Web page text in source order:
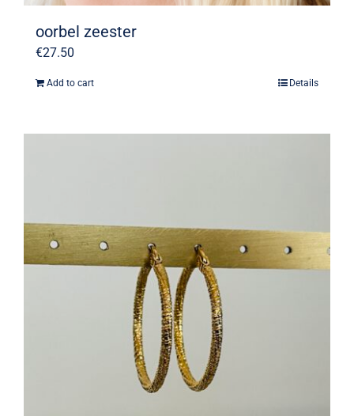
oorbel zeester
€27.50
Add to cart Details